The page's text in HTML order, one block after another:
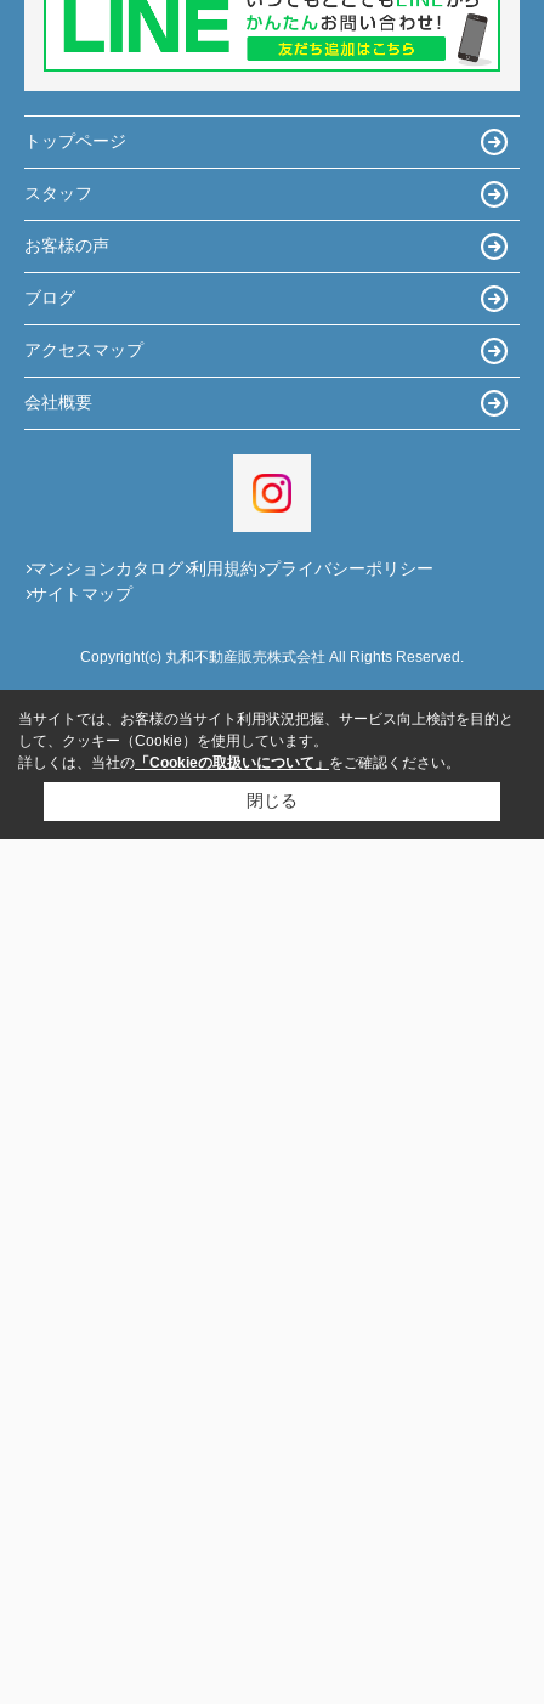
トップページ
スタッフ
お客様の声
ブログ
アクセスマップ
会社概要
マンションカタログ 利用規約 プライバシーポリシー
サイトマップ
Copyright(c) 丸和不動産販売株式会社 All Rights Reserved.
当サイトでは、お客様の当サイト利用状況把握、サービス向上検討を目的と
して、クッキー（Cookie）を使用しています。
詳しくは、当社の 「Cookieの取扱いについて」 をご確認ください。
閉じる